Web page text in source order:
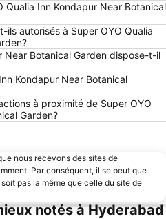
Qualia Inn Kondapur Near Botanical
autorisés à Super OYO Qualia
Near Botanical Garden dispose-t-il
Kondapur Near Botanical
à proximité de Super OYO
Garden?
nous recevons des sites de
Par conséquent, il se peut que
pas la même que celle du site de
notés à Hyderabad